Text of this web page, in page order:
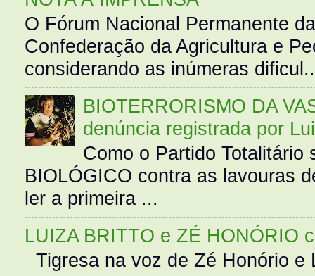
O Fórum Nacional Permanente
Confederação da Agricultura e
considerando as inúmeras
BIOTERRORISMO DA
denúncia registrada por
Como o Partido Totalitário
BIOLÓGICO contra as lavouras
ler a primeira ...
LUIZA BRITTO e ZÉ HONÓRIO
Tigresa na voz de Zé Honório